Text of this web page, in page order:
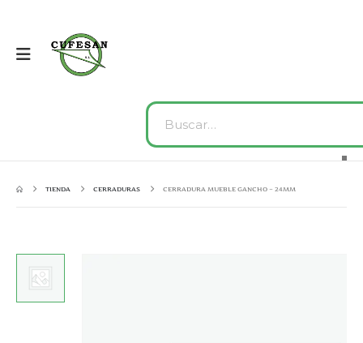
TIENDA CERRADURAS CERRADURA MUEBLE GANCHO – 24MM